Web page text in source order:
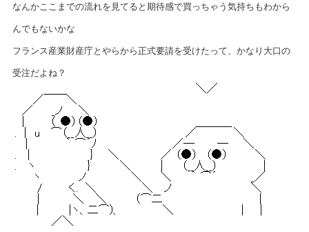
なんかここまでの流れを見てると期待感で買っちゃう気持ちもわから
んでもないかな
フランス産業財産庁とやらから正式要請を受けたって、かなり大口の
受注だよね？